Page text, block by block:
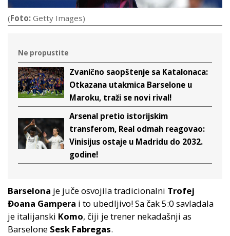
(Foto: Getty Images)
Ne propustite
Zvanično saopštenje sa Katalonaca:
Otkazana utakmica Barselone u
Maroku, traži se novi rival!
Arsenal pretio istorijskim
transferom, Real odmah reagovao:
Vinisijus ostaje u Madridu do 2032.
godine!
Barselona je juče osvojila tradicionalni Trofej
Đoana Gampera i to ubedljivo! Sa čak 5:0 savladala
je italijanski Komo, čiji je trener nekadašnji as
Barselone Sesk Fabregas.